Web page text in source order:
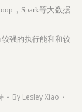
，Spark等大数据
强的执行能和和较
By Lesley Xiao